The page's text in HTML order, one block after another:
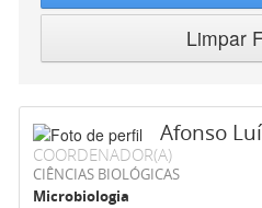
Limpar
Afonso
COORDENADOR(A)
CIÊNCIAS BIOLÓGICAS
Microbiologia